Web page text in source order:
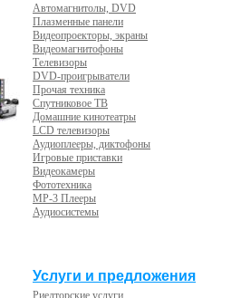
Автомагнитолы, DVD
Плазменные панели
Видеопроекторы, экраны
Видеомагнитофоны
Телевизоры
DVD-проигрыватели
Прочая техника
Спутниковое ТВ
Домашние кинотеатры
LCD телевизоры
Аудиоплееры, диктофоны
Игровые приставки
Видеокамеры
Фототехника
MP-3 Плееры
Аудиосистемы
Услуги и предложения
Риелторские услуги